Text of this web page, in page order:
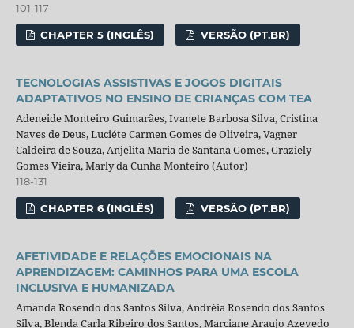
101-117
CHAPTER 5 (INGLÊS) VERSÃO (PT.BR)
TECNOLOGIAS ASSISTIVAS E JOGOS DIGITAIS
ADAPTATIVOS NO ENSINO DE CRIANÇAS COM TEA
Adeneide Monteiro Guimarães, Ivanete Barbosa Silva, Cristina
Naves de Deus, Luciéte Carmen Gomes de Oliveira, Vagner
Caldeira de Souza, Anjelita Maria de Santana Gomes, Graziely
Gomes Vieira, Marly da Cunha Monteiro (Autor)
118-131
CHAPTER 6 (INGLÊS) VERSÃO (PT.BR)
AFETIVIDADE E RELAÇÕES EMOCIONAIS NA
APRENDIZAGEM: CAMINHOS PARA UMA ESCOLA
INCLUSIVA E HUMANIZADA
Amanda Rosendo dos Santos Silva, Andréia Rosendo dos Santos
Silva, Blenda Carla Ribeiro dos Santos, Marciane Araujo Azevedo